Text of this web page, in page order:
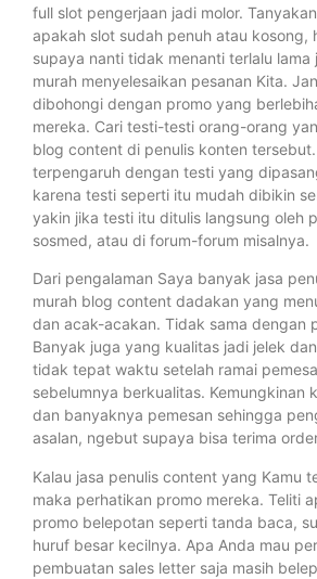
full slot pengerjaan jadi molor.
apakah slot sudah penuh atau kosong,
supaya nanti tidak menanti terlalu lama
murah menyelesaikan pesanan Kita.
dibohongi dengan promo yang
mereka. Cari testi-testi orang-orang
blog content di penulis konten
terpengaruh dengan testi yang
karena testi seperti itu mudah dibikin
yakin jika testi itu ditulis langsung oleh
sosmed, atau di forum-forum misalnya.
Dari pengalaman Saya banyak jasa
murah blog content dadakan yang
dan acak-acakan. Tidak sama dengan
Banyak juga yang kualitas jadi jelek
tidak tepat waktu setelah ramai
sebelumnya berkualitas. Kemungkinan
dan banyaknya pemesan sehingga
asalan, ngebut supaya bisa terima
Kalau jasa penulis content yang Kamu
maka perhatikan promo mereka. Teliti
promo belepotan seperti tanda baca,
huruf besar kecilnya. Apa Anda mau
pembuatan sales letter saja masih